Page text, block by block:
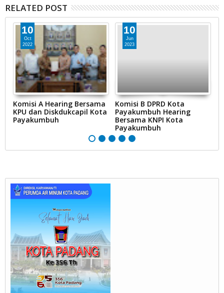
RELATED POST
10
Oct
2022
Komisi A Hearing Bersama
KPU dan Diskdukcapil Kota
Payakumbuh
10
Jun
2023
Komisi B DPRD Kota
Payakumbuh Hearing
Bersama KNPI Kota
Payakumbuh